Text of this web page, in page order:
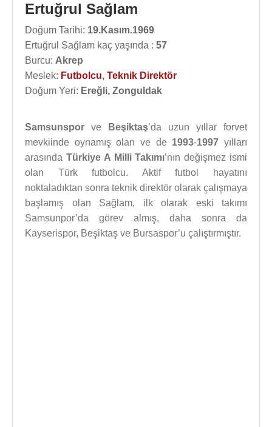
Ertuğrul Sağlam
Doğum Tarihi: 19.Kasım.1969
Ertuğrul Sağlam kaç yaşında : 57
Burcu: Akrep
Meslek: Futbolcu, Teknik Direktör
Doğum Yeri: Ereğli, Zonguldak
Samsunspor ve Beşiktaş’da uzun yıllar forvet
mevkiinde oynamış olan ve de 1993-1997 yılları
arasında Türkiye A Milli Takımı’nın değişmez ismi
olan Türk futbolcu. Aktif futbol hayatını
noktaladıktan sonra teknik direktör olarak çalışmaya
başlamış olan Sağlam, ilk olarak eski takımı
Samsunpor’da görev almış, daha sonra da
Kayserispor, Beşiktaş ve Bursaspor’u çalıştırmıştır.